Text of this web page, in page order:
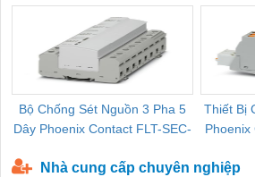
Bộ Chống Sét Nguồn 3 Pha 5
Dây Phoenix Contact FLT-SEC-
Thiết Bị
Phoenix
Nhà cung cấp chuyên nghiệp